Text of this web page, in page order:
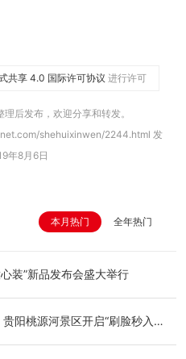
共享 4.0 国际许可协议 进行许可
理后发布，欢迎分享和转发。
shehuixinwen/2244.html 发
年8月6日
本月热门 全年热门
装”新品发布会盛大举行
阳桃源河景区开启“刷脸秒入